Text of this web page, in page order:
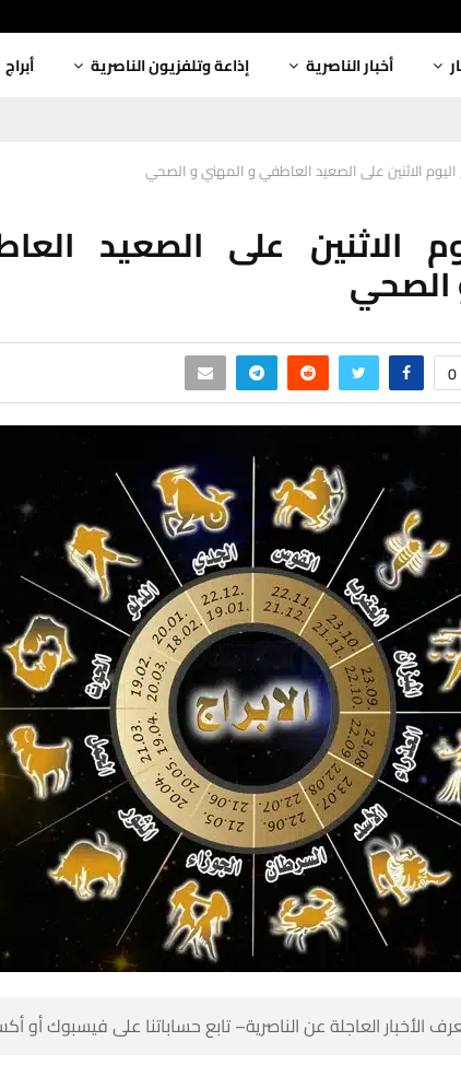
أخبار الناصرية إذاعة وتلفزيون الناصرية أبراج
اليوم الاثنين على الصعيد العاطفي و المهني و الصحي
الاثنين على الصعيد
الصحي
0
الأخبار العاجلة عن الناصرية– تابع حساباتنا على فيسبوك أو